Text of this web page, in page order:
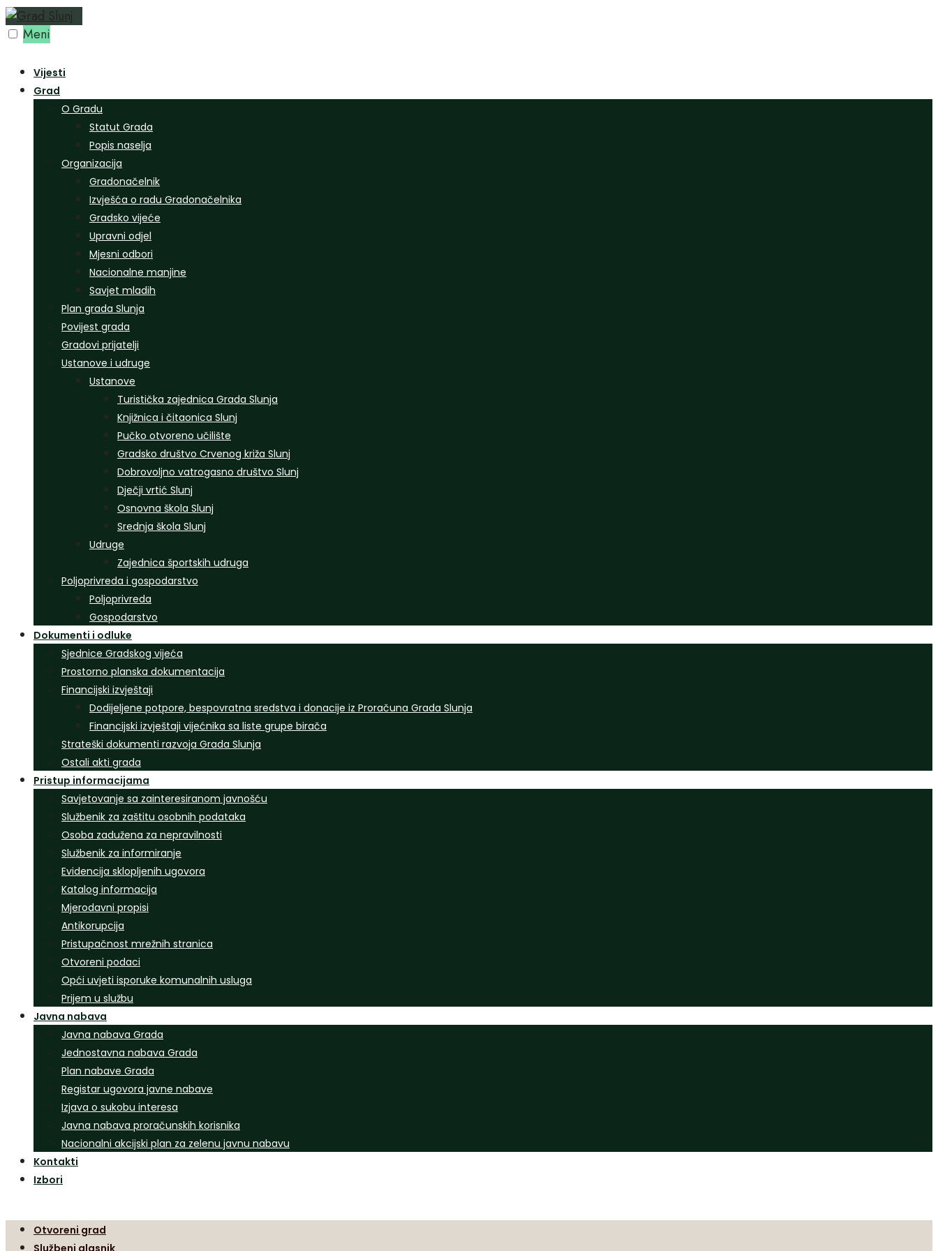
Preskoči
na Meni
Vijesti
Grad
O Gradu
Statut Grada
Popis naselja
Organizacija
Gradonačelnik
Izvješća o radu Gradonačelnika
Gradsko vijeće
Upravni odjel
Mjesni odbori
Nacionalne manjine
Savjet mladih
Plan grada Slunja
Povijest grada
Gradovi prijatelji
Ustanove i udruge
Ustanove
Turistička zajednica Grada Slunja
Knjižnica i čitaonica Slunj
Pučko otvoreno učilište
Gradsko društvo Crvenog križa Slunj
Dobrovoljno vatrogasno društvo Slunj
Dječji vrtić Slunj
Osnovna škola Slunj
Srednja škola Slunj
Udruge
Zajednica športskih udruga
Poljoprivreda i gospodarstvo
Poljoprivreda
Gospodarstvo
Dokumenti i odluke
Sjednice Gradskog vijeća
Prostorno planska dokumentacija
Financijski izvještaji
Dodijeljene potpore, bespovratna sredstva i donacije iz Proračuna Grada Slunja
Financijski izvještaji vijećnika sa liste grupe birača
Strateški dokumenti razvoja Grada Slunja
Ostali akti grada
Pristup informacijama
Savjetovanje sa zainteresiranom javnošću
Službenik za zaštitu osobnih podataka
Osoba zadužena za nepravilnosti
Službenik za informiranje
Evidencija sklopljenih ugovora
Katalog informacija
Mjerodavni propisi
Antikorupcija
Pristupačnost mrežnih stranica
Otvoreni podaci
Opći uvjeti isporuke komunalnih usluga
Prijem u službu
Javna nabava
Javna nabava Grada
Jednostavna nabava Grada
Plan nabave Grada
Registar ugovora javne nabave
Izjava o sukobu interesa
Javna nabava proračunskih korisnika
Nacionalni akcijski plan za zelenu javnu nabavu
Kontakti
Izbori
Otvoreni grad
Službeni glasnik